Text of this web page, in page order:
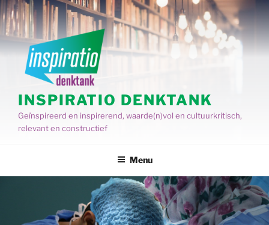
Spring
naar
de
inhoud
INSPIRATIO DENKTANK
Geïnspireerd en inspirerend, waarde(n)vol en cultuurkritisch,
relevant en constructief
Menu